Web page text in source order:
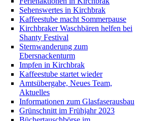
Sehenswertes in Kirchbrak
Kaffeestube macht Sommerpause
Kirchbraker Waschbären helfen bei
Shanty Festival
Sternwanderung zum
Ebersnackenturm
Impfen in Kirchbrak
Kaffeestube startet wieder
Amtsübergabe, Neues Team,
Aktuelles
Informationen zum Glasfaserausbau
Grünschnitt im Frühjahr 2023